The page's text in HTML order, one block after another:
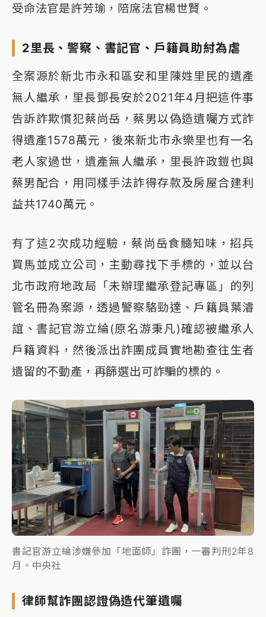
受命法官是許芳瑜，陪席法官楊世賢。
2里長、警察、書記官、戶籍員助紂為虐
全案源於新北市永和區安和里陳姓里民的遺產
無人繼承，里長鄧長安於2021年4月把這件事
告訴詐欺慣犯蔡尚岳，蔡男以偽造遺囑方式詐
得遺產1578萬元，後來新北市永樂里也有一名
老人家過世，遺產無人繼承，里長許政鎧也與
蔡男配合，用同樣手法詐得存款及房屋合建利
益共1740萬元。
有了這2次成功經驗，蔡尚岳食髓知味，招兵
買馬並成立公司，主動尋找下手標的，並以台
北市政府地政局「未辦理繼承登記專區」的列
管名冊為案源，透過警察駱勁達、戶籍員葉濬
誼、書記官游立綸(原名游秉凡)確認被繼承人
戶籍資料，然後派出詐團成員實地勘查往生者
遺留的不動產，再篩選出可詐騙的標的。
書記官游立綸涉嫌參加「地面師」詐團，一審判刑2年8
月。中央社
律師幫詐團認證偽造代筆遺囑